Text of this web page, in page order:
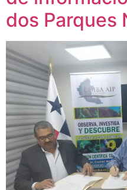
dos Parques